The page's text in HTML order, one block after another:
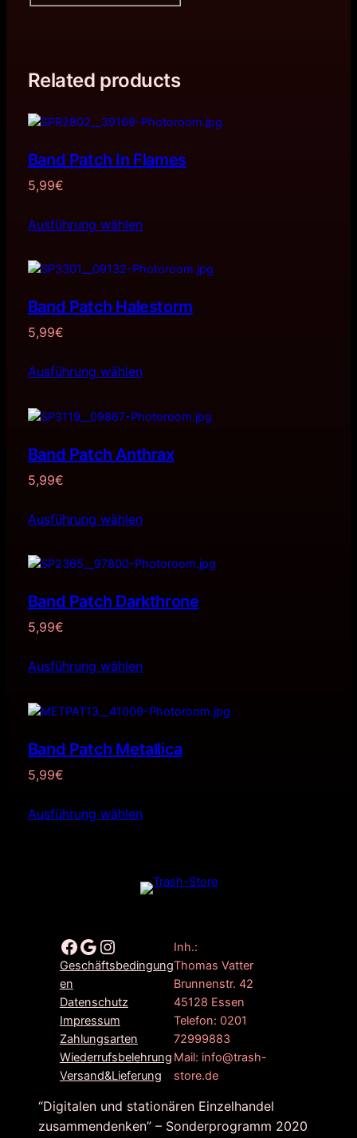
Related products
Band Patch In Flames
5,99€
Ausführung wählen
Band Patch Halestorm
5,99€
Ausführung wählen
Band Patch Anthrax
5,99€
Ausführung wählen
Band Patch Darkthrone
5,99€
Ausführung wählen
Band Patch Metallica
5,99€
Ausführung wählen
Facebook Google Instagram
Geschäftsbedingung
en
Datenschutz
Impressum
Zahlungsarten
Wiederrufsbelehrung
Versand&Lieferung
Inh.:
Thomas Vatter
Brunnenstr. 42
45128 Essen
Telefon: 0201
72999883
Mail: info@trash-
store.de
“Digitalen und stationären Einzelhandel
zusammendenken” – Sonderprogramm 2020